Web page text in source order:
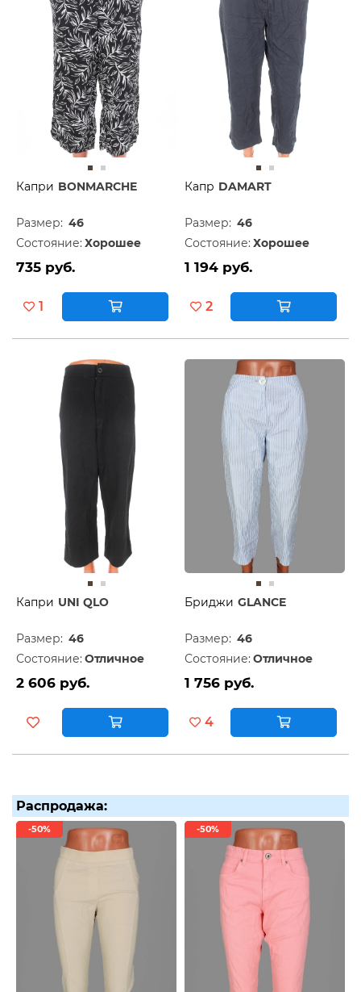
Капри BONMARCHE
Размер: 46
Состояние: Хорошее
735 руб.
1
Капр DAMART
Размер: 46
Состояние: Хорошее
1 194 руб.
2
Капри UNI QLO
Размер: 46
Состояние: Отличное
2 606 руб.
Бриджи GLANCE
Размер: 46
Состояние: Отличное
1 756 руб.
4
Распродажа:
-50% -50%